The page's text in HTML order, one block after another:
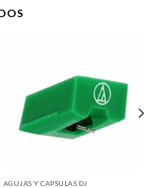
AGUJAS Y CAPSULAS DJ